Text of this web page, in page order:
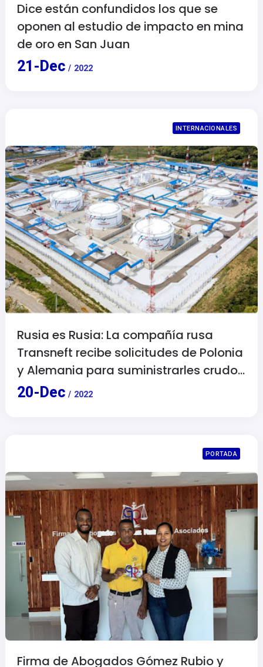
Dice están confundidos los que se
oponen al estudio de impacto en mina
de oro en San Juan
21 - Dec / 2022
INTERNACIONALES
Rusia es Rusia: La compañía rusa
Transneft recibe solicitudes de Polonia
y Alemania para suministrarles crudo
en 2023.
20- Dec / 2022
PORTADA
Firma de Abogados Gómez Rubio y